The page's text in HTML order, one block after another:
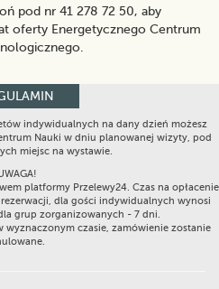
pod nr 41 278 72 50, aby
oferty Energetycznego Centrum
indywidualnych na dany dzień możesz
Nauki w dniu planowanej wizyty, pod
miejsc na wystawie.
platformy Przelewy24. Czas na opłacenie
dla gości indywidualnych wynosi
grup zorganizowanych - 7 dni.
wyznaczonym czasie, zamówienie zostanie